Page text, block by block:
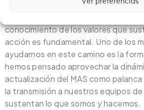
En Cáritas Diocesana de Santiago
conocimiento de los valores que
acción es fundamental. Uno de los
ayudarnos en este camino es la
hemos pensado aprovechar la
actualización del MAS como
la transmisión a nuestros equipos
sustentan lo que somos y hacemos.